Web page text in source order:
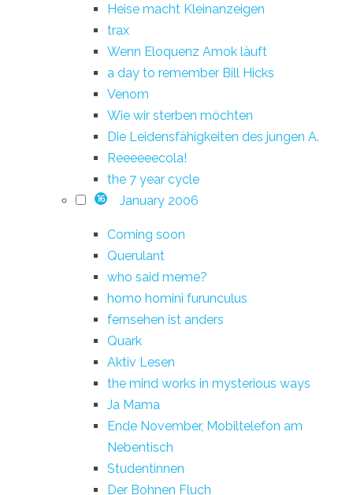
Heise macht Kleinanzeigen
trax
Wenn Eloquenz Amok läuft
a day to remember Bill Hicks
Venom
Wie wir sterben möchten
Die Leidensfähigkeiten des jungen A.
Reeeeeecola!
the 7 year cycle
16 January 2006
Coming soon
Querulant
who said meme?
homo homini furunculus
fernsehen ist anders
Quark
Aktiv Lesen
the mind works in mysterious ways
Ja Mama
Ende November, Mobiltelefon am
Nebentisch
Studentinnen
Der Bohnen Fluch